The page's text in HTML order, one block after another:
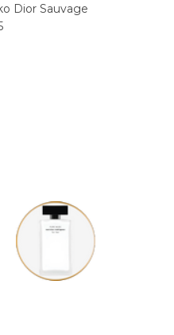
Dior Sauvage